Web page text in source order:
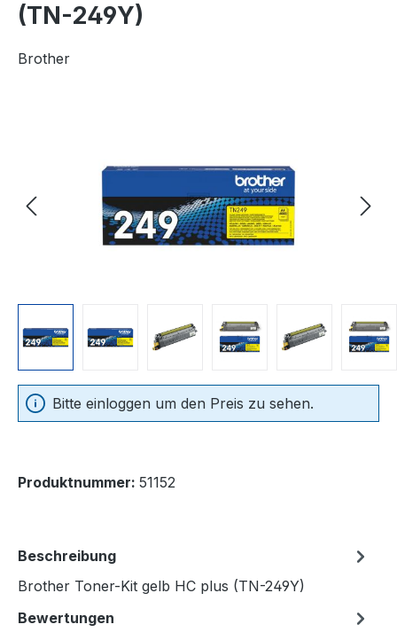
(TN-249Y)
Brother
Bitte einloggen um den Preis zu sehen.
Produktnummer: 51152
Beschreibung
Brother Toner-Kit gelb HC plus (TN-249Y)
Bewertungen